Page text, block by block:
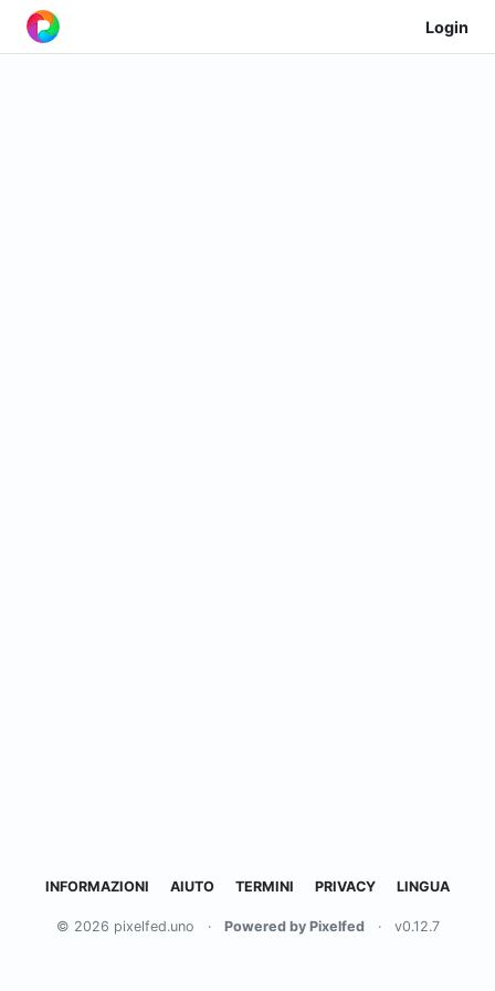
Login
INFORMAZIONI AIUTO TERMINI PRIVACY LINGUA
© 2026 pixelfed.uno · Powered by Pixelfed · v0.12.7